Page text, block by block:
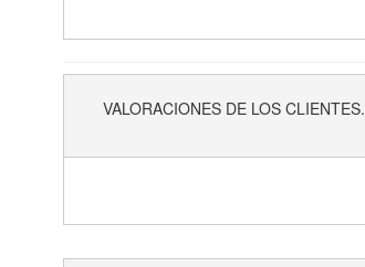
VALORACIONES DE LOS CLIENTES.